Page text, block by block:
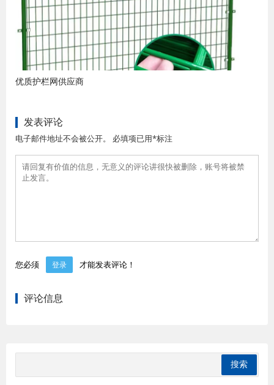
优质护栏网供应商
发表评论
电子邮件地址不会被公开。 必填项已用*标注
您必须 登录 才能发表评论！
评论信息